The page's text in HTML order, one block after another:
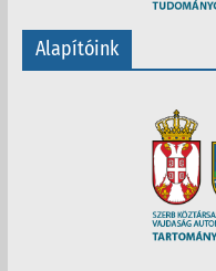
Alapítóink